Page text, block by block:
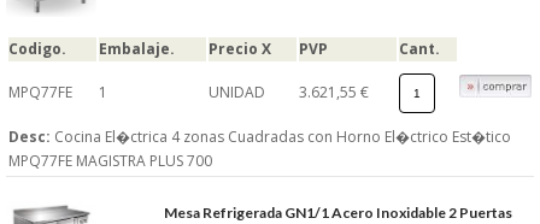
Codigo. Embalaje. Precio X PVP Cant.
MPQ77FE 1 UNIDAD 3.621,55 €
Desc: Cocina El�ctrica 4 zonas Cuadradas con Horno El�ctrico Est�tico
MPQ77FE MAGISTRA PLUS 700
Mesa Refrigerada GN1/1 Acero Inoxidable 2 Puertas